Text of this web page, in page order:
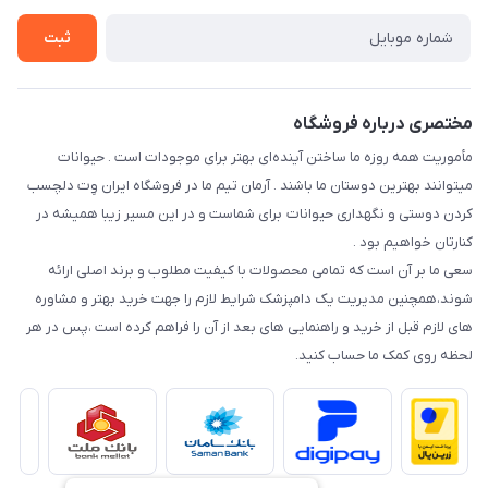
شرایط ارسال رایگان
ثبت
مختصری درباره فروشگاه
مأموریت همه روزه ما ساختن آینده‌ای بهتر برای موجودات است . حیوانات
میتوانند بهترین دوستان ما باشند . آرمان تیم ما در فروشگاه ایران وِت دلچسب
کردن دوستی و نگهداری حیوانات برای شماست و در این مسیر زیبا همیشه در
کنارتان خواهیم بود .
سعی ما بر آن است که تمامی محصولات با کیفیت مطلوب و برند اصلی ارائه
شوند،همچنین مدیریت یک دامپزشک شرایط لازم را جهت خرید بهتر و مشاوره
های لازم قبل از خرید و راهنمایی های بعد از آن را فراهم کرده است ،پس در هر
لحظه روی کمک ما حساب کنید.